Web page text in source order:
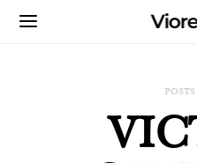
CUMPĂRĂ CĂRȚILE